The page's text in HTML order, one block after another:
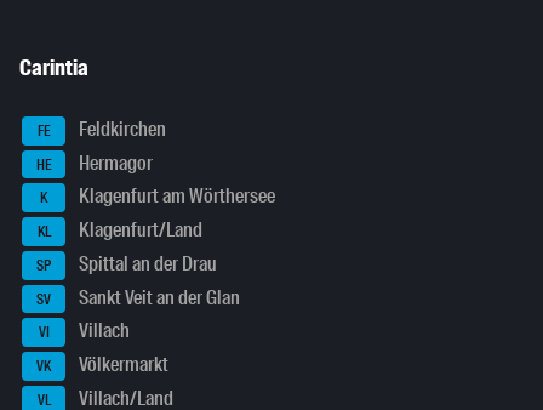
Carintia
FE Feldkirchen
HE Hermagor
K Klagenfurt am Wörthersee
KL Klagenfurt/Land
SP Spittal an der Drau
SV Sankt Veit an der Glan
VI Villach
VK Völkermarkt
VL Villach/Land